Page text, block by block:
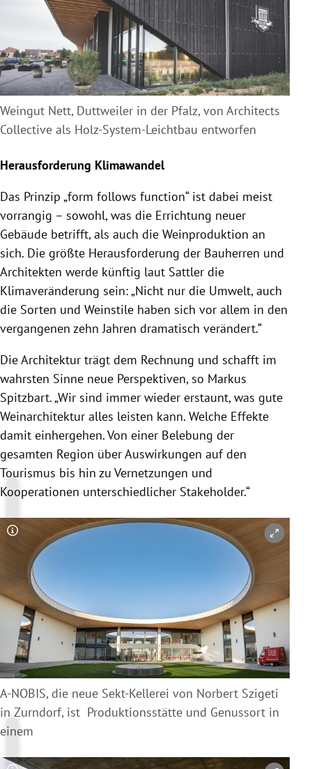
Weingut Nett, Duttweiler in der Pfalz, von Architects
Collective als Holz-System-Leichtbau entworfen
Herausforderung Klimawandel
Das Prinzip „form follows function“ ist dabei meist
vorrangig – sowohl, was die Errichtung neuer
Gebäude betrifft, als auch die Weinproduktion an
sich. Die größte Herausforderung der Bauherren und
Architekten werde künftig laut Sattler die
Klimaveränderung sein: „Nicht nur die Umwelt, auch
die Sorten und Weinstile haben sich vor allem in den
vergangenen zehn Jahren dramatisch verändert.“
Die Architektur trägt dem Rechnung und schafft im
wahrsten Sinne neue Perspektiven, so Markus
Spitzbart. „Wir sind immer wieder erstaunt, was gute
Weinarchitektur alles leisten kann. Welche Effekte
damit einhergehen. Von einer Belebung der
gesamten Region über Auswirkungen auf den
Tourismus bis hin zu Vernetzungen und
Kooperationen unterschiedlicher Stakeholder.“
Copyright-Hinweis öffnen/schließen
A-NOBIS, die neue Sekt-Kellerei von Norbert Szigeti
in Zurndorf, ist Produktionsstätte und Genussort in
einem